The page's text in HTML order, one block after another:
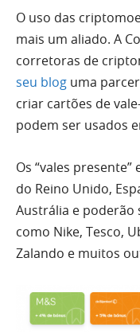
O uso das
mais um aliado. A
corretoras de
seu blog uma
criar cartões de
podem ser usados
Os “vales
do Reino Unido,
Austrália e poderão
como Nike, Tesco,
Zalando e muitos